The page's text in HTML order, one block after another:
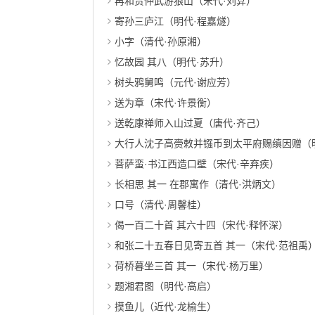
寄孙三庐江（明代·程嘉燧）
小字（清代·孙原湘）
忆故园 其八（明代·苏升）
树头鸦舅鸣（元代·谢应芳）
送为章（宋代·许景衡）
送乾康禅师入山过夏（唐代·齐己）
大行人沈子高赍敕并镪币到太平府赐缜因赠（
菩萨蛮·书江西造口壁（宋代·辛弃疾）
长相思 其一 在郡寓作（清代·洪炳文）
口号（清代·周馨桂）
偈一百二十首 其六十四（宋代·释怀深）
和张二十五春日见寄五首 其一（宋代·范祖禹）
荷桥暮坐三首 其一（宋代·杨万里）
题湘君图（明代·高启）
摸鱼儿（近代·龙榆生）